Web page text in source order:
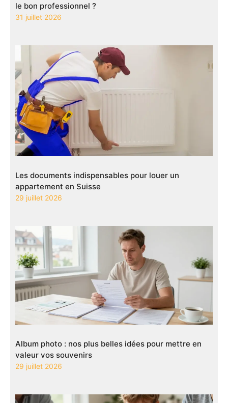
le bon professionnel ?
31 juillet 2026
Les documents indispensables pour louer un
appartement en Suisse
29 juillet 2026
Album photo : nos plus belles idées pour mettre en
valeur vos souvenirs
29 juillet 2026